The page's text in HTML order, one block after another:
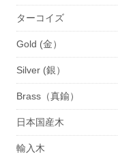
ターコイズ
Gold (金）
Silver (銀）
Brass（真鍮）
日本国産木
輸入木